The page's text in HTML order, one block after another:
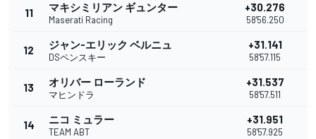
11 マキシミリアン ギュンター
Maserati Racing
+30.276
58'56.250
12 ジャン-エリック ベルニュ
DSペンスキー
+31.141
58'57.115
13 オリバー ローランド
マヒンドラ
+31.537
58'57.511
14 ニコ ミュラー
TEAM ABT
+31.951
58'57.925